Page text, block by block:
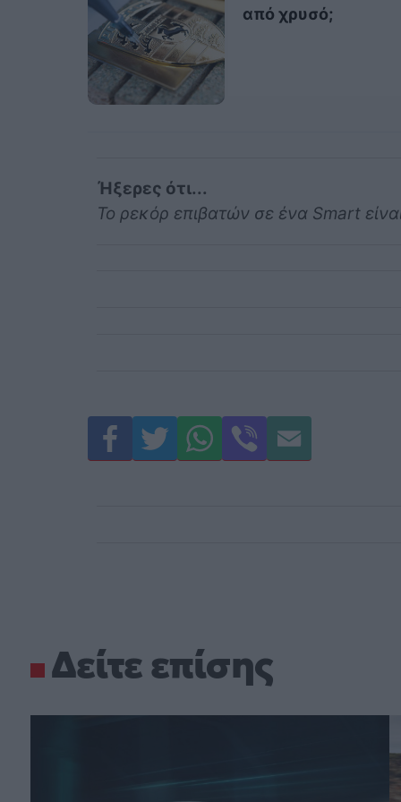
από χρυσό;
Ήξερες ότι...
Το ρεκόρ επιβατών σε ένα Smart
Δείτε επίσης